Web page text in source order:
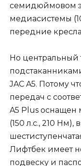
семидюймовом
медиасистемы
передние
Но центральный
JAC A5. Потому
передач с
A5 Plus оснащен
(150 л.с., 210
Лифтбек имеет
подвеску и